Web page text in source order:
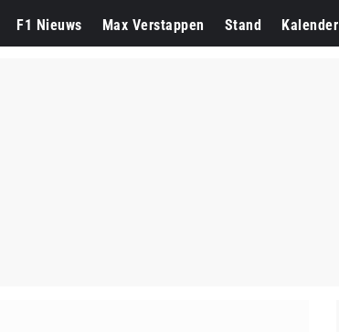
F1 Nieuws Max Verstappen Stand Kalender